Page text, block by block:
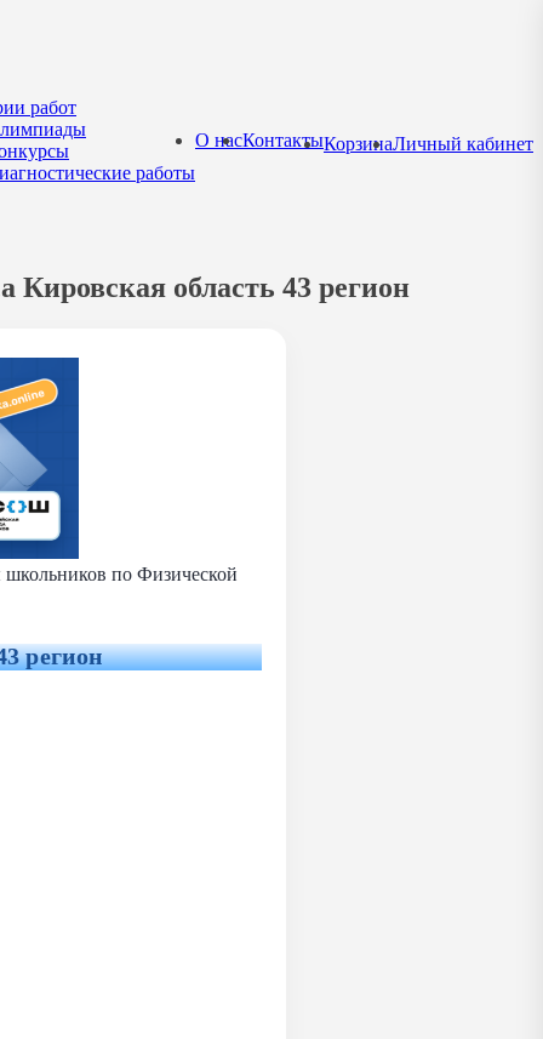
работ
работы
О насКонтактыКорзинаЛичный кабинет
область 43 регион
по Физической
регион